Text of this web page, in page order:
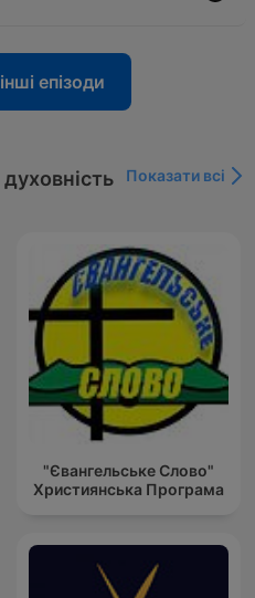
епізоди
духовність
Показати всі
"Євангельське Слово"
Християнська Програма